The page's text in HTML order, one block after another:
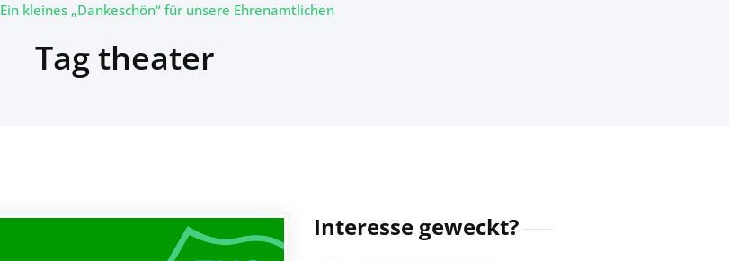
Ein kleines „Dankeschön“ für unsere Ehrenamtlichen
Tag theater
Interesse geweckt?